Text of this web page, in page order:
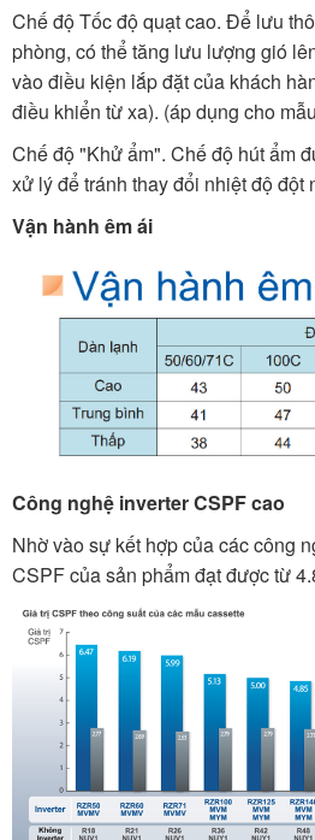
Chế độ Tốc độ quạt cao. Để lưu
phòng, có thể tăng lưu lượng gió
vào điều kiện lắp đặt của khách
điều khiển từ xa). (áp dụng cho
Chế độ "Khử ẩm". Chế độ hút ẩm
xử lý để tránh thay đổi nhiệt độ đột
Vận hành êm ái
Công nghệ inverter CSPF cao
Nhờ vào sự kết hợp của các công
CSPF của sản phẩm đạt được từ